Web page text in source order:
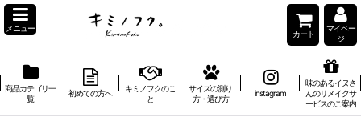
メニュー
カート
マイペー
ジ
商品カテゴリ一
覧
初めての方へ
キミノフクのこ
と
サイズの測り
方・選び方
instagram
味のあるイヌさ
んのリメイクサ
ービスのご案内